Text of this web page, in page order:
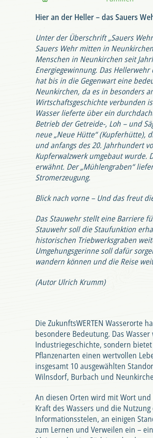
Hier an der Heller – das Sauers
Unter der Überschrift „Sauers
Sauers Wehr mitten in
Menschen in Neunkirchen seit
Energiegewinnung. Das
hat bis in die Gegenwart eine
Neunkirchen, da es in besonders
Wirtschaftsgeschichte verbunden
Wasser lieferte über ein
Betrieb der Getreide-, Loh – und
neue „Neue Hütte“ (Kupferhütte),
und anfangs des 20. Jahrhundert
Kupferwalzwerk umgebaut wurde.
erwähnt. Der „Mühlengraben“
Stromerzeugung.
Blick nach vorne – Und das freut
Das Stauwehr stellt eine Barriere
Stauwehr soll die Staufunktion
historischen Triebwerksgraben
Umgehungsgerinne soll dafür
wandern können und die Reise
(Autor Ulrich Krumm)
Die ZukunftsWERTEN Wasserorte
besondere Bedeutung. Das
Industriegeschichte, sondern
Pflanzenarten einen wertvollen
insgesamt 10 ausgewählten
Wilnsdorf, Burbach und
An diesen Orten wird mit Wort
Kraft des Wassers und die
Informationsstelen, an einigen
zum Lernen und Verweilen ein –